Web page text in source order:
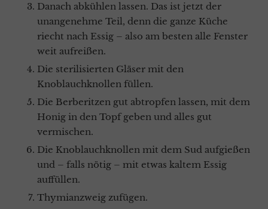
Danach abkühlen lassen. Das ist jetzt der
unangenehme Teil, denn die ganze Küche
riecht nach Essig – also am besten alle Fenster
weit aufreißen.
Die sterilisierten Gläser mit den
Knoblauchknollen füllen.
Die Berberitzen gut abtropfen lassen, mit dem
Honig in den Topf geben und alles gut
vermischen.
Die Knoblauchknollen mit dem Sud aufgießen
und – falls nötig – mit etwas kaltem Essig
auffüllen.
Thymianzweig zufügen.